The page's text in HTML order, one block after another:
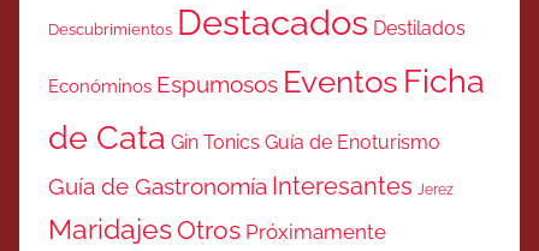
Descubrimientos Destacados Destilados
Económinos Espumosos Eventos Ficha
de Cata Gin Tonics Guía de Enoturismo
Guía de Gastronomía Interesantes Jerez
MaridajesOtros Próximamente